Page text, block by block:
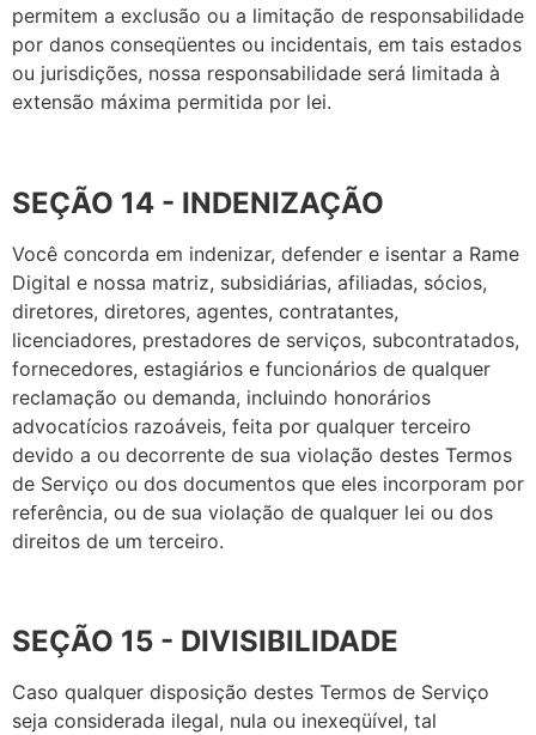
permitem a exclusão ou a limitação de responsabilidade
por danos conseqüentes ou incidentais, em tais estados
ou jurisdições, nossa responsabilidade será limitada à
extensão máxima permitida por lei.
SEÇÃO 14 - INDENIZAÇÃO
Você concorda em indenizar, defender e isentar a Rame
Digital e nossa matriz, subsidiárias, afiliadas, sócios,
diretores, diretores, agentes, contratantes,
licenciadores, prestadores de serviços, subcontratados,
fornecedores, estagiários e funcionários de qualquer
reclamação ou demanda, incluindo honorários
advocatícios razoáveis, feita por qualquer terceiro
devido a ou decorrente de sua violação destes Termos
de Serviço ou dos documentos que eles incorporam por
referência, ou de sua violação de qualquer lei ou dos
direitos de um terceiro.
SEÇÃO 15 - DIVISIBILIDADE
Caso qualquer disposição destes Termos de Serviço
seja considerada ilegal, nula ou inexeqüível, tal